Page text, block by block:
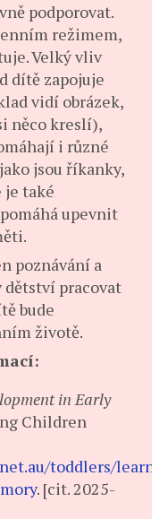
podporovat.
režimem,
Velký vliv
dítě zapojuje
vidí obrázek,
něco kreslí),
i různé
jsou říkanky,
je také
upevnit
poznávání a
dětství pracovat
bude
životě.
in Early
Children
toddlers/
. [cit. 2025-